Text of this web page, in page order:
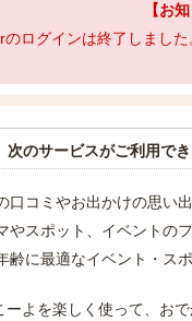
【お
ログインは終了しました
のサービスがご利用でき
口コミやお出かけの思い
やスポット、イベントの
齢に最適なイベント・ス
ーよを楽しく使って、お